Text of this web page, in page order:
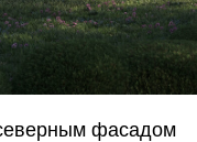
фасадом